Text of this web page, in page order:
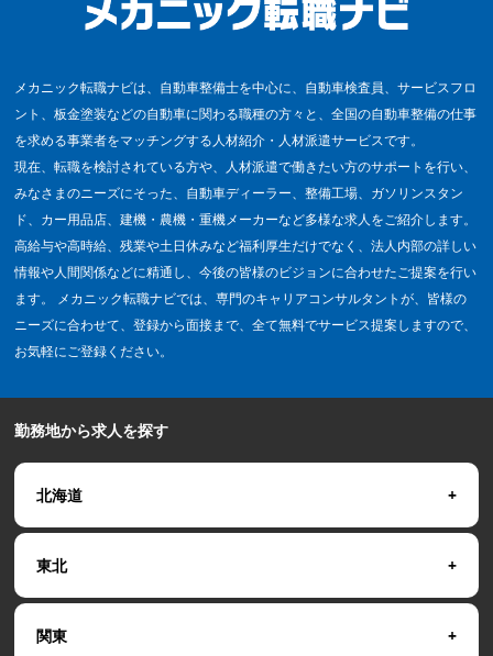
メカニック転職ナビは、自動車整備士を中心に、自動車検査員、サービスフロ
ント、板金塗装などの自動車に関わる職種の方々と、全国の自動車整備の仕事
を求める事業者をマッチングする人材紹介・人材派遣サービスです。
現在、転職を検討されている方や、人材派遣で働きたい方のサポートを行い、
みなさまのニーズにそった、自動車ディーラー、整備工場、ガソリンスタン
ド、カー用品店、建機・農機・重機メーカーなど多様な求人をご紹介します。
高給与や高時給、残業や土日休みなど福利厚生だけでなく、法人内部の詳しい
情報や人間関係などに精通し、今後の皆様のビジョンに合わせたご提案を行い
ます。 メカニック転職ナビでは、専門のキャリアコンサルタントが、皆様の
ニーズに合わせて、登録から面接まで、全て無料でサービス提案しますので、
お気軽にご登録ください。
勤務地から求人を探す
北海道
東北
関東